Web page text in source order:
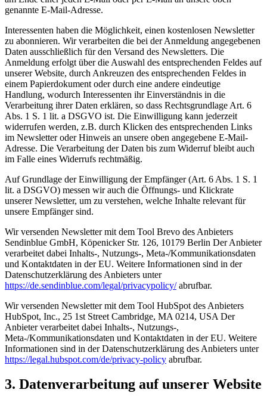
genannte E-Mail-Adresse.
Interessenten haben die Möglichkeit, einen kostenlosen Newsletter
zu abonnieren. Wir verarbeiten die bei der Anmeldung angegebenen
Daten ausschließlich für den Versand des Newsletters. Die
Anmeldung erfolgt über die Auswahl des entsprechenden Feldes auf
unserer Website, durch Ankreuzen des entsprechenden Feldes in
einem Papierdokument oder durch eine andere eindeutige
Handlung, wodurch Interessenten ihr Einverständnis in die
Verarbeitung ihrer Daten erklären, so dass Rechtsgrundlage Art. 6
Abs. 1 S. 1 lit. a DSGVO ist. Die Einwilligung kann jederzeit
widerrufen werden, z.B. durch Klicken des entsprechenden Links
im Newsletter oder Hinweis an unsere oben angegebene E-Mail-
Adresse. Die Verarbeitung der Daten bis zum Widerruf bleibt auch
im Falle eines Widerrufs rechtmäßig.
Auf Grundlage der Einwilligung der Empfänger (Art. 6 Abs. 1 S. 1
lit. a DSGVO) messen wir auch die Öffnungs- und Klickrate
unserer Newsletter, um zu verstehen, welche Inhalte relevant für
unsere Empfänger sind.
Wir versenden Newsletter mit dem Tool Brevo des Anbieters
Sendinblue GmbH, Köpenicker Str. 126, 10179 Berlin Der Anbieter
verarbeitet dabei Inhalts-, Nutzungs-, Meta-/Kommunikationsdaten
und Kontaktdaten in der EU. Weitere Informationen sind in der
Datenschutzerklärung des Anbieters unter
https://de.sendinblue.com/legal/privacypolicy/ abrufbar.
Wir versenden Newsletter mit dem Tool HubSpot des Anbieters
HubSpot, Inc., 25 1st Street Cambridge, MA 0214, USA Der
Anbieter verarbeitet dabei Inhalts-, Nutzungs-,
Meta-/Kommunikationsdaten und Kontaktdaten in der EU. Weitere
Informationen sind in der Datenschutzerklärung des Anbieters unter
https://legal.hubspot.com/de/privacy-policy abrufbar.
3. Datenverarbeitung auf unserer Website